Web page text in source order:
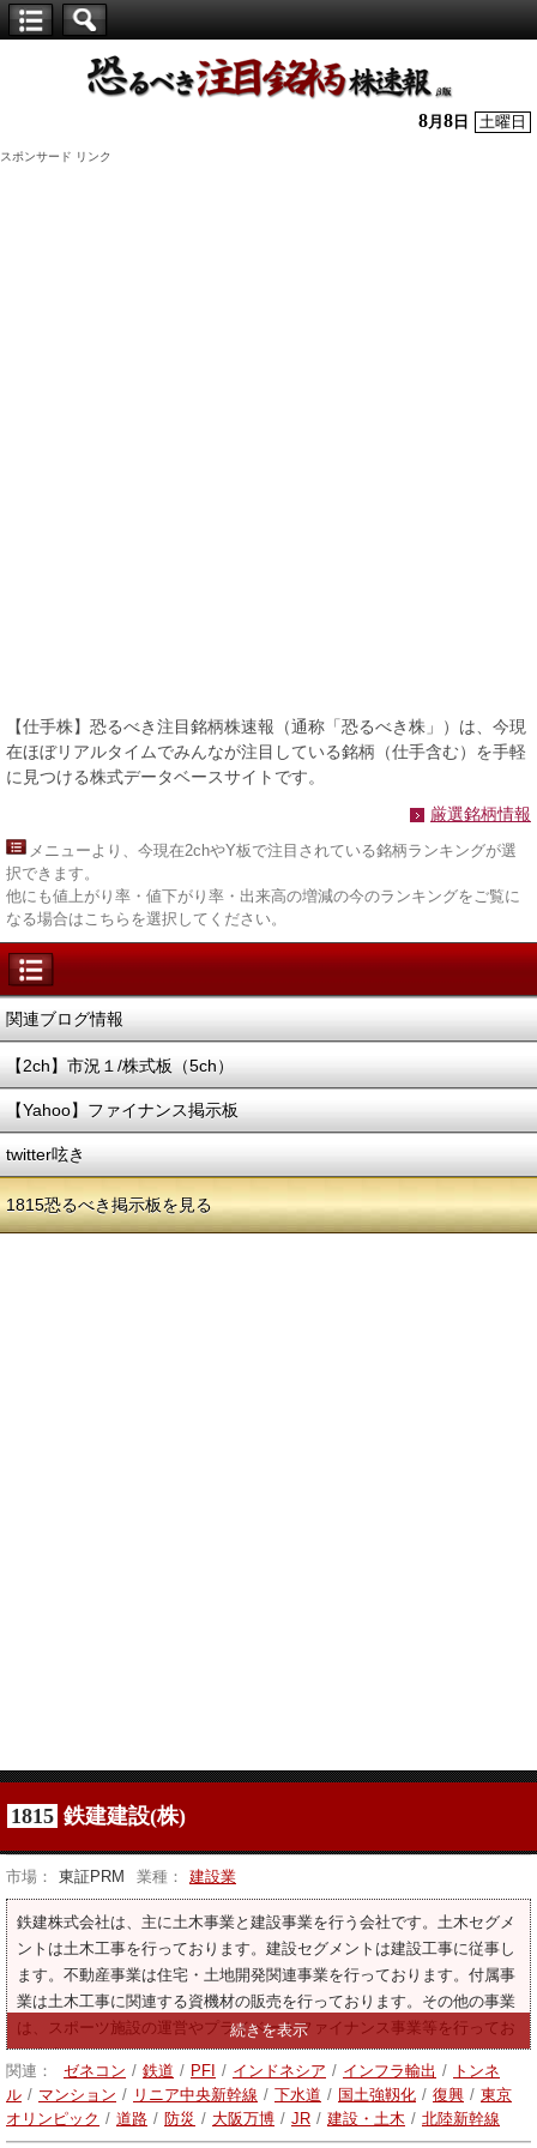
株】
8月 8 日 土曜日
スポンサード リンク
【仕手株】恐るべき注目銘柄株速報（通称「恐るべき株」）は、今現
在ほぼリアルタイムでみんなが注目している銘柄（仕手含む）を手軽
に見つける株式データベースサイトです。
厳選銘柄情報
メニューより、今現在2chやY板で注目されている銘柄ランキングが選
択できます。
他にも値上がり率・値下がり率・出来高の増減の今のランキングをご覧に
なる場合はこちらを選択してください。
関連ブログ情報
【2ch】市況１/株式板（5ch）
【Yahoo】ファイナンス掲示板
twitter呟き
1815恐るべき掲示板を見る
1815 鉄建建設(株)
市場： 東証PRM 業種： 建設業
鉄建株式会社は、主に土木事業と建設事業を行う会社です。土木セグメ
ントは土木工事を行っております。建設セグメントは建設工事に従事し
ます。不動産事業は住宅・土地開発関連事業を行っております。付属事
業は土木工事に関連する資機材の販売を行っております。その他の事業
は、スポーツ施設の運営やプライベートファイナンス事業等を行ってお
ります。
関連：
ゼネコン / 鉄道 / PFI / インドネシア / インフラ輸出 / トンネ
ル / マンション / リニア中央新幹線 / 下水道 / 国土強靱化 / 復興 / 東京
オリンピック / 道路 / 防災 / 大阪万博 / JR / 建設・土木 / 北陸新幹線